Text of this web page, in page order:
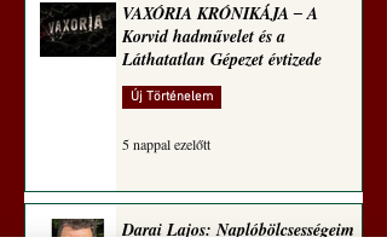
VAXÓRIA KRÓNIKÁJA ‒ A
Korvid hadművelet és a
Láthatatlan Gépezet évtizede
Új Történelem
5 nappal ezelőtt
Darai Lajos: Naplóbölcsességeim